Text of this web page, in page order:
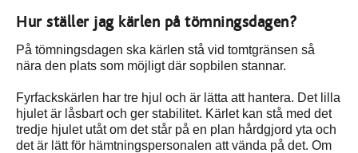
Hur ställer jag kärlen på tömningsdagen?
På tömningsdagen ska kärlen stå vid tomtgränsen så
nära den plats som möjligt där sopbilen stannar.
Fyrfackskärlen har tre hjul och är lätta att hantera. Det lilla
hjulet är låsbart och ger stabilitet. Kärlet kan stå med det
tredje hjulet utåt om det står på en plan hårdgjord yta och
det är lätt för hämtningspersonalen att vända på det. Om